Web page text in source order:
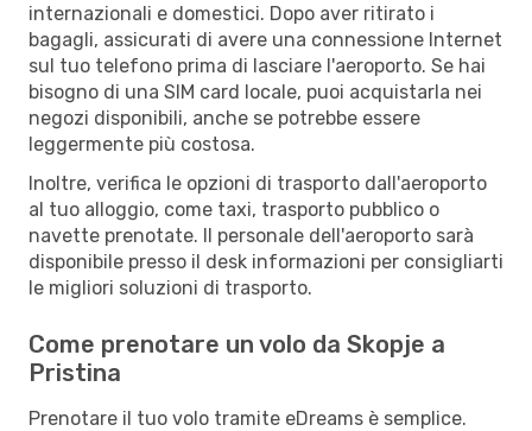
internazionali e domestici. Dopo aver ritirato i
bagagli, assicurati di avere una connessione Internet
sul tuo telefono prima di lasciare l'aeroporto. Se hai
bisogno di una SIM card locale, puoi acquistarla nei
negozi disponibili, anche se potrebbe essere
leggermente più costosa.
Inoltre, verifica le opzioni di trasporto dall'aeroporto
al tuo alloggio, come taxi, trasporto pubblico o
navette prenotate. Il personale dell'aeroporto sarà
disponibile presso il desk informazioni per consigliarti
le migliori soluzioni di trasporto.
Come prenotare un volo da Skopje a
Pristina
Prenotare il tuo volo tramite eDreams è semplice.